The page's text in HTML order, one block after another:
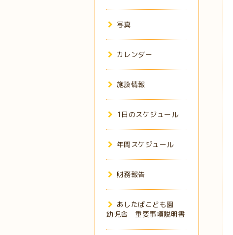
写真
カレンダー
施設情報
1日のスケジュール
年間スケジュール
財務報告
あしたばこども園
幼児舎 重要事項説明書